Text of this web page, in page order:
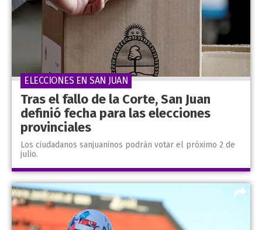
Tras el fallo de la Corte, San Juan
definió fecha para las elecciones
provinciales
Los ciudadanos sanjuaninos podrán votar el próximo 2 de
julio.
ELECCIONES EN SAN JUAN